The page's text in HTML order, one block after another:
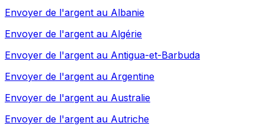
Envoyer de l'argent au Albanie
Envoyer de l'argent au Algérie
Envoyer de l'argent au Antigua-et-Barbuda
Envoyer de l'argent au Argentine
Envoyer de l'argent au Australie
Envoyer de l'argent au Autriche